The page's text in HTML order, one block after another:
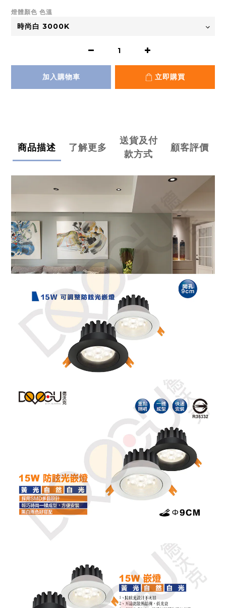
燈體顏色 色溫
加入購物車 立即購買
商品描述 了解更多
送貨及付
款方式
顧客評價